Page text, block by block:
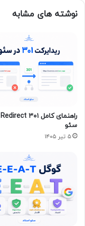
نوشته های مشابه
سئو
۵ تیر ۱۴۰۵